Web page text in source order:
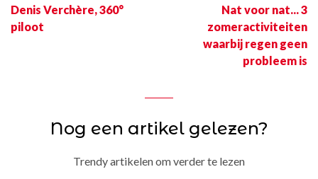
Denis Verchère, 360°
piloot
Nat voor nat... 3
zomeractiviteiten
waarbij regen geen
probleem is
Nog een artikel gelezen?
Trendy artikelen om verder te lezen